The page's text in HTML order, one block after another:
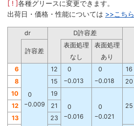
[ ! ]各種グリースに変更できます。
出荷日・価格・性能については >>こちら
dr D許容差
許容差
表面処理
表面処理
なし
あり
6
0
−0.009
12 0 0 16
8
15 −0.013 −0.018 20
10
19
0
−0.016
0
−0.021
25
12 21
13
23